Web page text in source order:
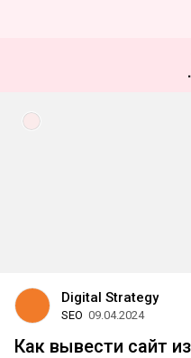
Digital Strategy
SEO 09.04.2024
Как вывести сайт